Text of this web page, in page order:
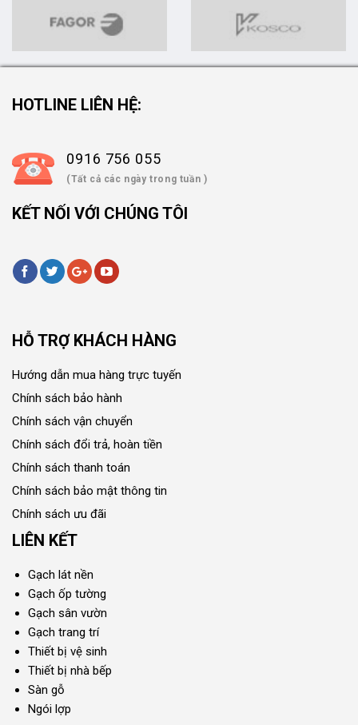
HOTLINE LIÊN HỆ:
0916 756 055
(Tất cả các ngày trong tuần )
KẾT NỐI VỚI CHÚNG TÔI
HỖ TRỢ KHÁCH HÀNG
Hướng dẫn mua hàng trực tuyến
Chính sách bảo hành
Chính sách vận chuyển
Chính sách đổi trả, hoàn tiền
Chính sách thanh toán
Chính sách bảo mật thông tin
Chính sách ưu đãi
LIÊN KẾT
Gạch lát nền
Gạch ốp tường
Gạch sân vườn
Gạch trang trí
Thiết bị vệ sinh
Thiết bị nhà bếp
Sàn gỗ
Ngói lợp